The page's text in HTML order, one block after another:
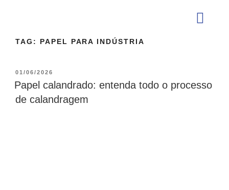
TAG: PAPEL PARA INDÚSTRIA
01/06/2026
Papel calandrado: entenda todo o processo
de calandragem